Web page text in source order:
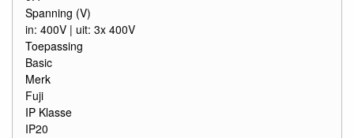
Spanning (V)
in: 400V | uit: 3x 400V
Toepassing
Basic
Merk
Fuji
IP Klasse
IP20